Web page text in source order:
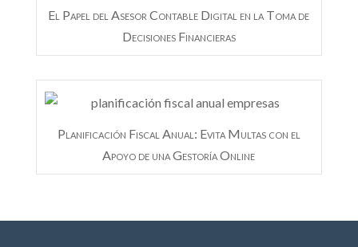
El Papel del Asesor Contable Digital en la Toma de
Decisiones Financieras
Planificación Fiscal Anual: Evita Multas con el
Apoyo de una Gestoría Online